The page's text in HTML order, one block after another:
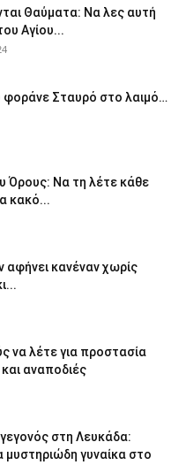
Θαύματα: Να λες αυτή
Αγίου...
φοράνε Σταυρό στο λαιμό…
Όρους: Να τη λέτε κάθε
κακό...
αφήνει κανέναν χωρίς
να λέτε για προστασία
αναποδιές
στη Λευκάδα:
μυστηριώδη γυναίκα στο